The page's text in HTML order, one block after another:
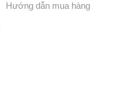
Hướng dẫn mua hàng